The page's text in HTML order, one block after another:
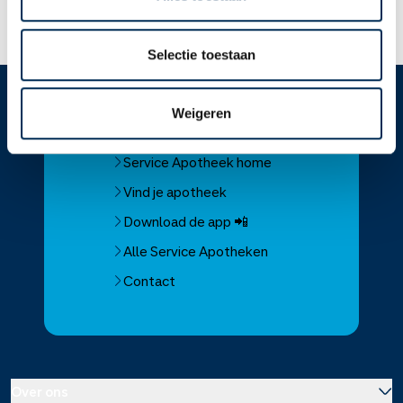
Selectie toestaan
Weigeren
Lees meer op apotheek.nl
ServiceApotheek
Service Apotheek home
Vind je apotheek
Download de app 📲
Alle Service Apotheken
Contact